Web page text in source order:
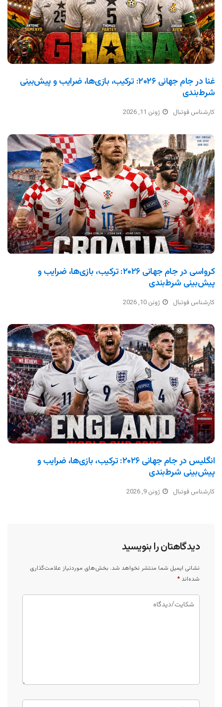
غنا در جام جهانی ۲۰۲۶: ترکیب، بازی‌ها، ضرایب و پیش‌بینی
شرط‌بندی
کارشناس فوتبال ژوئن 11, 2026
کرواسی در جام جهانی ۲۰۲۶: ترکیب، بازی‌ها، ضرایب و
پیش‌بینی شرط‌بندی
کارشناس فوتبال ژوئن 10, 2026
انگلیس در جام جهانی ۲۰۲۶: ترکیب، بازی‌ها، ضرایب و
پیش‌بینی شرط‌بندی
کارشناس فوتبال ژوئن 9, 2026
دیدگاهتان را بنویسید
نشانی ایمیل شما منتشر نخواهد شد. بخش‌های موردنیاز علامت‌گذاری
شده‌اند *